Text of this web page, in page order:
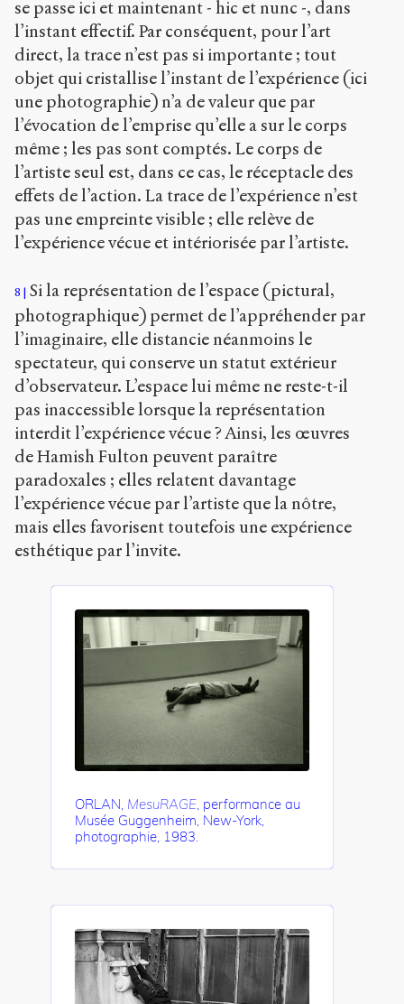
se passe ici et maintenant - hic et nunc -, dans
l’instant effectif. Par conséquent, pour l’art
direct, la trace n’est pas si importante ; tout
objet qui cristallise l’instant de l’expérience (ici
une photographie) n’a de valeur que par
l’évocation de l’emprise qu’elle a sur le corps
même ; les pas sont comptés. Le corps de
l’artiste seul est, dans ce cas, le réceptacle des
effets de l’action. La trace de l’expérience n’est
pas une empreinte visible ; elle relève de
l’expérience vécue et intériorisée par l’artiste.
8
Si la représentation de l’espace (pictural,
photographique) permet de l’appréhender par
l’imaginaire, elle distancie néanmoins le
spectateur, qui conserve un statut extérieur
d’observateur. L’espace lui même ne reste-t-il
pas inaccessible lorsque la représentation
interdit l’expérience vécue ? Ainsi, les œuvres
de Hamish Fulton peuvent paraître
paradoxales ; elles relatent davantage
l’expérience vécue par l’artiste que la nôtre,
mais elles favorisent toutefois une expérience
esthétique par l’invite.
ORLAN, MesuRAGE, performance au
Musée Guggenheim, New-York,
photographie, 1983.